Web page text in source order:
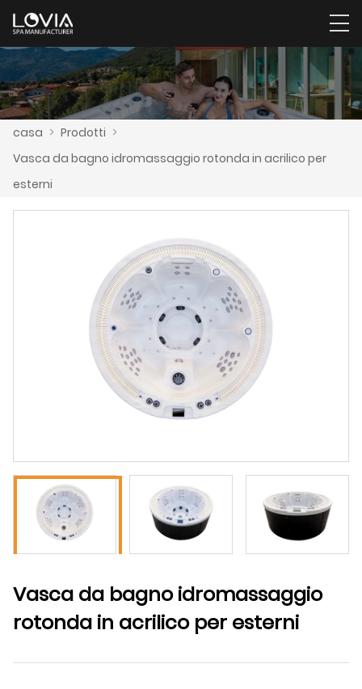
casa > Prodotti >
Vasca da bagno idromassaggio rotonda in acrilico per
esterni
Vasca da bagno idromassaggio
rotonda in acrilico per esterni